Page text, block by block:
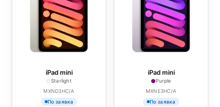
iPad mini
Starlight
MXND3HC/A
По заявка
iPad mini
Purple
MXNE3HC/A
По заявка